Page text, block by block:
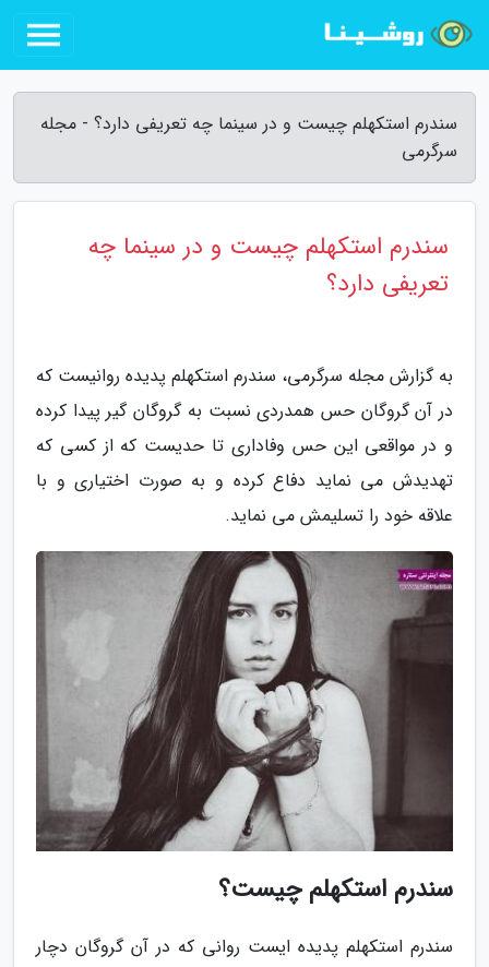
سندرم استکهلم چیست و در سینما چه تعریفی دارد؟ - مجله
سرگرمی
سندرم استکهلم چیست و در سینما چه
تعریفی دارد؟
به گزارش مجله سرگرمی، سندرم استکهلم پدیده روانیست که
در آن گروگان حس همدردی نسبت به گروگان گیر پیدا کرده
و در مواقعی این حس وفاداری تا حدیست که از کسی که
تهدیدش می نماید دفاع کرده و به صورت اختیاری و با
علاقه خود را تسلیمش می نماید.
سندرم استکهلم چیست؟
سندرم استکهلم پدیده ایست روانی که در آن گروگان دچار